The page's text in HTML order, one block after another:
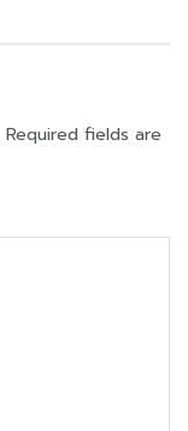
Required fields are